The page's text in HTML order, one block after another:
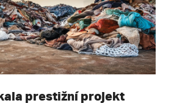
prestižní projekt